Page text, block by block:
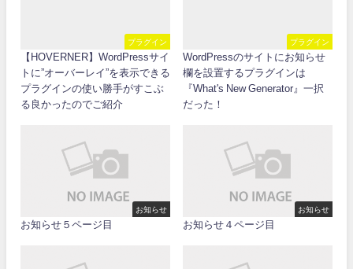
プラグイン
【HOVERNER】WordPressサイ
トに”オーバーレイ”を表示できる
プラグインの使い勝手がすこぶ
る良かったのでご紹介
プラグイン
WordPressのサイトにお知らせ
欄を設置するプラグインは
『What's New Generator』一択
だった！
お知らせ
お知らせ５ページ目
お知らせ
お知らせ４ページ目